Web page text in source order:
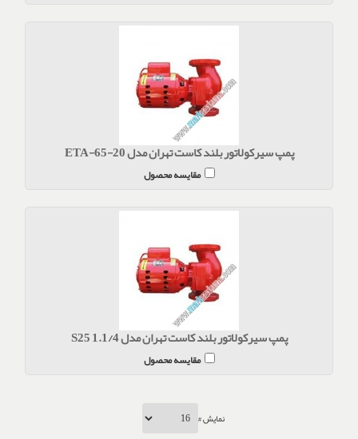
پمپ سیرکولاتور بلند کاست تهران مدل ETA-65-20
مقایسه محصول
پمپ سیرکولاتور بلند کاست تهران مدل S25 1.1/4
مقایسه محصول
نمایش #